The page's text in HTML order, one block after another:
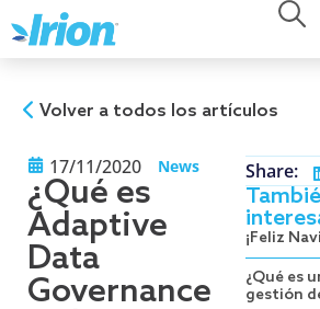
al
contenido
Volver a todos los artículos
17/11/2020 News
¿Qué es
Adaptive
Data
Governance
Share:
¡Feliz
¿Qué es
gestión